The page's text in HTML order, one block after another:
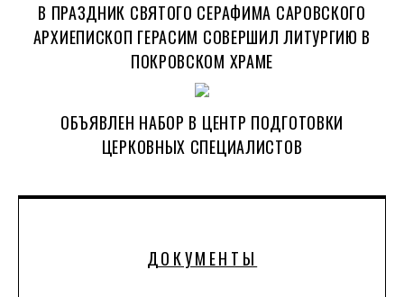
ДОКУМЕНТЫ
В ПРАЗДНИК СВЯТОГО СЕРАФИМА САРОВСКОГО
АРХИЕПИСКОП ГЕРАСИМ СОВЕРШИЛ ЛИТУРГИЮ В
ПОКРОВСКОМ ХРАМЕ
ОБЪЯВЛЕН НАБОР В ЦЕНТР ПОДГОТОВКИ
ЦЕРКОВНЫХ СПЕЦИАЛИСТОВ